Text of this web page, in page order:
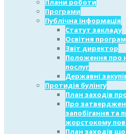
Плани роботи
Програми
Публічна інформація
Статут закладу
Освітня
Звіт директор
Положення про
послуг
Державні
Протидія булінгу
План заходів
Про
запобігання та
жорстокому
План заходів